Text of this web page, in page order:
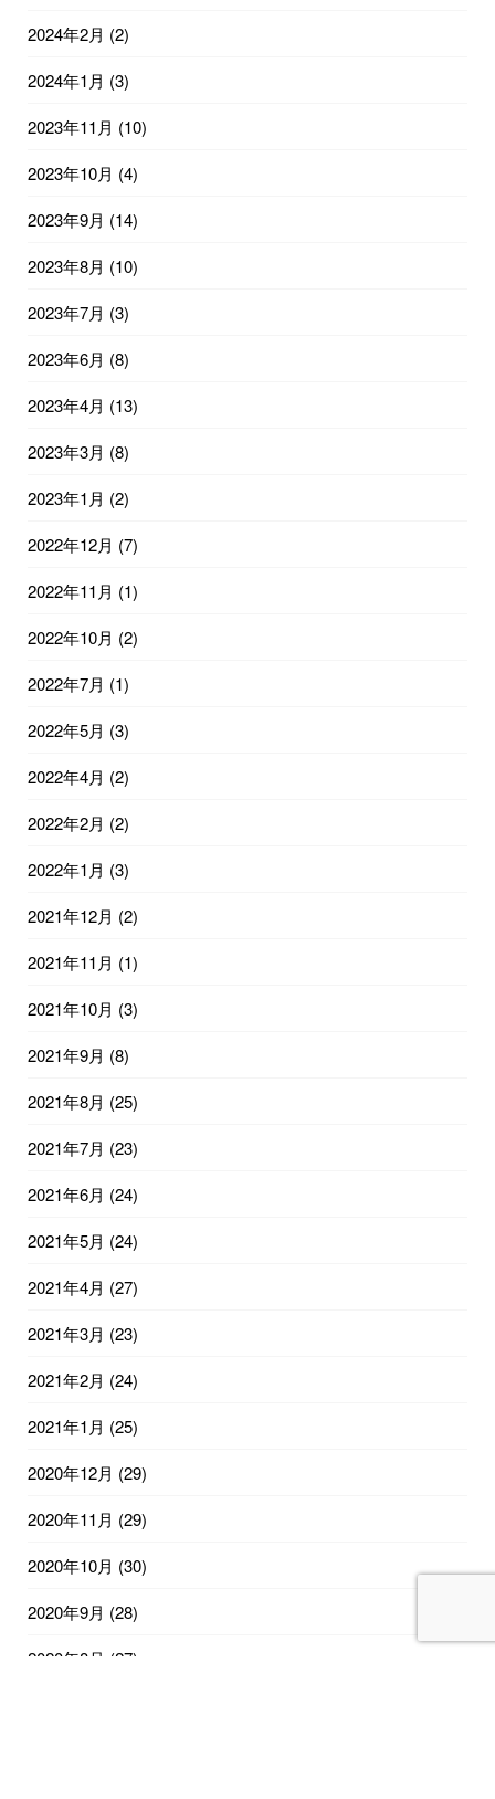
2024年2月 (2)
2024年1月 (3)
2023年11月 (10)
2023年10月 (4)
2023年9月 (14)
2023年8月 (10)
2023年7月 (3)
2023年6月 (8)
2023年4月 (13)
2023年3月 (8)
2023年1月 (2)
2022年12月 (7)
2022年11月 (1)
2022年10月 (2)
2022年7月 (1)
2022年5月 (3)
2022年4月 (2)
2022年2月 (2)
2022年1月 (3)
2021年12月 (2)
2021年11月 (1)
2021年10月 (3)
2021年9月 (8)
2021年8月 (25)
2021年7月 (23)
2021年6月 (24)
2021年5月 (24)
2021年4月 (27)
2021年3月 (23)
2021年2月 (24)
2021年1月 (25)
2020年12月 (29)
2020年11月 (29)
2020年10月 (30)
2020年9月 (28)
2020年8月 (27)